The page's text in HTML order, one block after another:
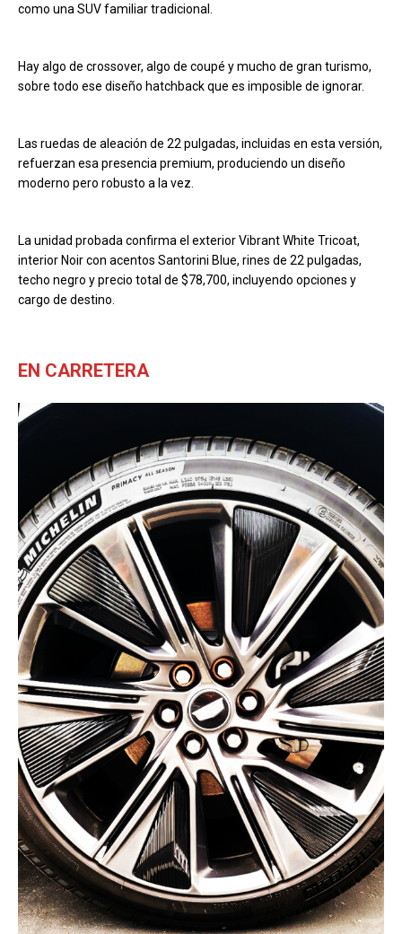
como una SUV familiar tradicional.
Hay algo de crossover, algo de coupé y mucho de gran turismo,
sobre todo ese diseño hatchback que es imposible de ignorar.
Las ruedas de aleación de 22 pulgadas, incluidas en esta versión,
refuerzan esa presencia premium, produciendo un diseño
moderno pero robusto a la vez.
La unidad probada confirma el exterior Vibrant White Tricoat,
interior Noir con acentos Santorini Blue, rines de 22 pulgadas,
techo negro y precio total de $78,700, incluyendo opciones y
cargo de destino.
EN CARRETERA